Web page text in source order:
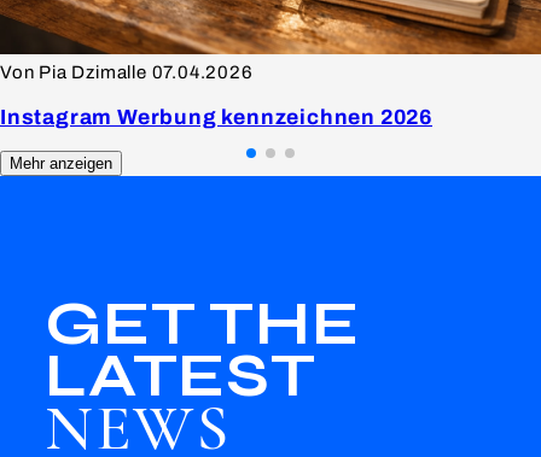
Von Pia Dzimalle 07.04.2026
Instagram Werbung kennzeichnen 2026
Mehr anzeigen
GET THE
LATEST
NEWS